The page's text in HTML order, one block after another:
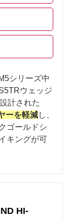
シリーズ中
ウェッジ
計された
ーを軽減し、
ゴールドシ
キングが可
HI-